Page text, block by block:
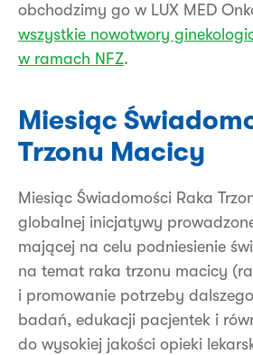
obchodzimy go w LUX MED
wszystkie nowotwory
w ramach NFZ.
Miesiąc
Trzonu Macicy
Miesiąc Świadomości Raka
globalnej inicjatywy
mającej na celu podniesienie
na temat raka trzonu macicy
i promowanie potrzeby
badań, edukacji pacjentek i
do wysokiej jakości opieki